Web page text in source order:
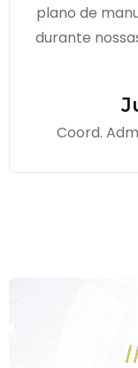
plano de
durante
Coord.